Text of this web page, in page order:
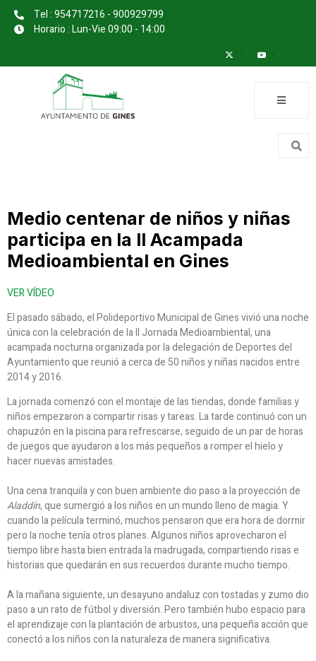
Tel : 954717216 - 900929799
Horario : Lun-Vie 09:00 - 14:00
Medio centenar de niños y niñas
participa en la II Acampada
Medioambiental en Gines
VER VÍDEO
El pasado sábado, el Polideportivo Municipal de Gines vivió una noche
única con la celebración de la II Jornada Medioambiental, una
acampada nocturna organizada por la delegación de Deportes del
Ayuntamiento que reunió a cerca de 50 niños y niñas nacidos entre
2014 y 2016.
La jornada comenzó con el montaje de las tiendas, donde familias y
niños empezaron a compartir risas y tareas. La tarde continuó con un
chapuzón en la piscina para refrescarse, seguido de un par de horas
de juegos que ayudaron a los más pequeños a romper el hielo y
hacer nuevas amistades.
Una cena tranquila y con buen ambiente dio paso a la proyección de
Aladdín, que sumergió a los niños en un mundo lleno de magia. Y
cuando la película terminó, muchos pensaron que era hora de dormir
pero la noche tenía otros planes. Algunos niños aprovecharon el
tiempo libre hasta bien entrada la madrugada, compartiendo risas e
historias que quedarán en sus recuerdos durante mucho tiempo.
A la mañana siguiente, un desayuno andaluz con tostadas y zumo dio
paso a un rato de fútbol y diversión. Pero también hubo espacio para
el aprendizaje con la plantación de arbustos, una pequeña acción que
conectó a los niños con la naturaleza de manera significativa.